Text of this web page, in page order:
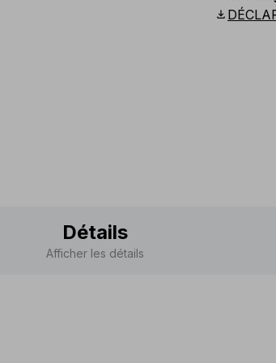
download
Détails
Afficher les détails